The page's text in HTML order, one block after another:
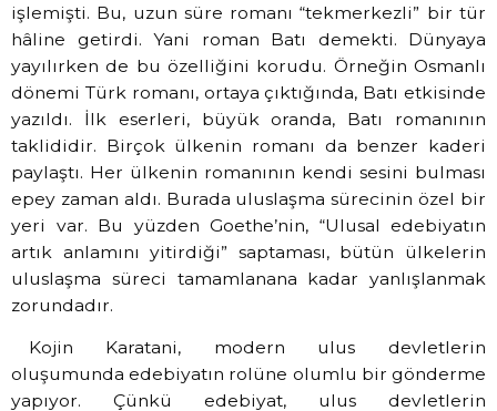
işlemişti. Bu, uzun süre romanı “tekmerkezli” bir tür
hâline getirdi. Yani roman Batı demekti. Dünyaya
yayılırken de bu özelliğini korudu. Örneğin Osmanlı
dönemi Türk romanı, ortaya çıktığında, Batı etkisinde
yazıldı. İlk eserleri, büyük oranda, Batı romanının
taklididir. Birçok ülkenin romanı da benzer kaderi
paylaştı. Her ülkenin romanının kendi sesini bulması
epey zaman aldı. Burada uluslaşma sürecinin özel bir
yeri var. Bu yüzden Goethe’nin, “Ulusal edebiyatın
artık anlamını yitirdiği” saptaması, bütün ülkelerin
uluslaşma süreci tamamlanana kadar yanlışlanmak
zorundadır.
Kojin Karatani, modern ulus devletlerin
oluşumunda edebiyatın rolüne olumlu bir gönderme
yapıyor. Çünkü edebiyat, ulus devletlerin